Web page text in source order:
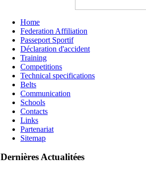
Home
Federation Affiliation
Passeport Sportif
Déclaration d'accident
Training
Competitions
Technical specifications
Belts
Communication
Schools
Contacts
Links
Partenariat
Sitemap
Dernières Actualitées